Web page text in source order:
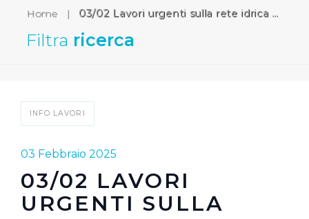
Home | 03/02 Lavori urgenti sulla rete idrica di via del Terzolle a Firenze
Filtra ricerca
INFO LAVORI
03 Febbraio 2025
03/02 LAVORI
URGENTI SULLA